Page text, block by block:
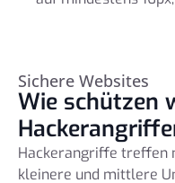
Sichere Websites
Wie schützen
Hackerangriffe treffen
kleinere und mittlere